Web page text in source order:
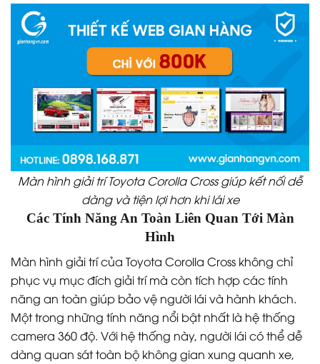
Màn hình giải trí Toyota Corolla Cross giúp kết nối dễ
dàng và tiện lợi hơn khi lái xe
Các Tính Năng An Toàn Liên Quan Tới Màn
Hình
Màn hình giải trí của Toyota Corolla Cross không chỉ
phục vụ mục đích giải trí mà còn tích hợp các tính
năng an toàn giúp bảo vệ người lái và hành khách.
Một trong những tính năng nổi bật nhất là hệ thống
camera 360 độ. Với hệ thống này, người lái có thể dễ
dàng quan sát toàn bộ không gian xung quanh xe,